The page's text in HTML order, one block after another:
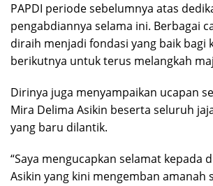
PAPDI periode sebelumnya atas
pengabdiannya selama ini. Berbagai
diraih menjadi fondasi yang baik bagi
berikutnya untuk terus melangkah
Dirinya juga menyampaikan ucapan
Mira Delima Asikin beserta seluruh
yang baru dilantik.
“Saya mengucapkan selamat kepada
Asikin yang kini mengemban amanah